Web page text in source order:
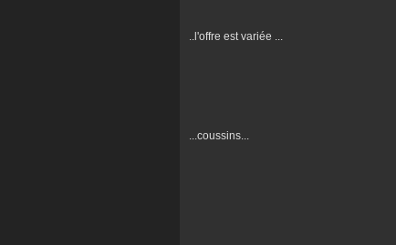
..l'offre est variée ...
...coussins...